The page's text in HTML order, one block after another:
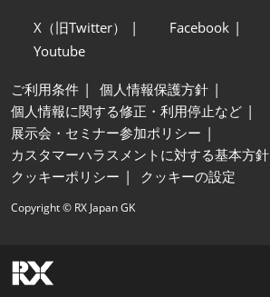
X（旧Twitter） Facebook
Youtube
ご利用条件
個人情報保護方針
個人情報に関する修正・利用停止など
展示会・セミナー参加ポリシー
カスタマーハラスメントに対する基本方針
クッキーポリシー
クッキーの設定
Copyright © RX Japan GK